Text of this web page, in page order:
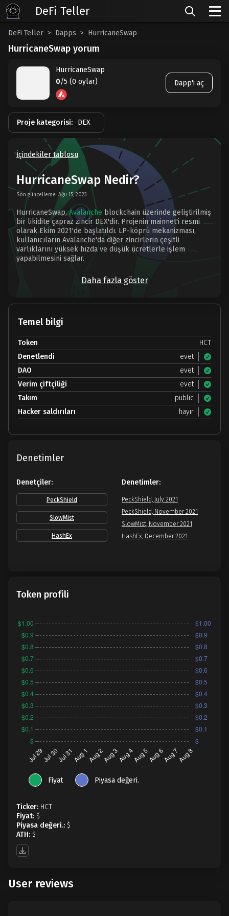
DeFi Teller Dapps HurricaneSwap
HurricaneSwap yorum
HurricaneSwap
0/5 (0 oylar) Dapp'i aç
Proje kategorisi: DEX
İçindekiler tablosu
HurricaneSwap Nedir?
Son güncelleme: Ağu 15, 2023
HurricaneSwap,Avalanche blockchain üzerinde geliştirilmiş
bir likidite çapraz zincir DEX'dir. Projenin mainnet'i resmi
olarak Ekim 2021'de başlatıldı. LP-köprü mekanizması,
kullanıcıların Avalanche'da diğer zincirlerin çeşitli
varlıklarını yüksek hızda ve düşük ücretlerle işlem
yapabilmesini sağlar.
Daha fazla göster
Temel bilgi
Token
HCT
Denetlendi
evet
DAO
evet
Verim çiftçiliği
evet
Takım
public
Hacker saldırıları
hayır
Denetimler
Denetçiler:
PeckShield
SlowMist
HashEx
Denetimler:
PeckShield, July 2021
PeckShield, November 2021
SlowMist, November 2021
HashEx, December 2021
Token profili
Fiyat Piyasa değeri.
Ticker: HCT
Fiyat: $
Piyasa değeri.: $
ATH: $
User reviews
DeFi Teller